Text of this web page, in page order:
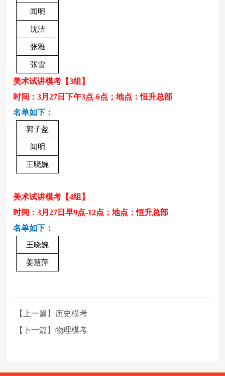
闻明
沈洁
张雅
张雪
美术试讲模考 【3组】
时间：3月27日下午3点-6点 ；地点：恒升总部
名单如下：
郭子盈
闻明
王晓婉
美术试讲模考 【4组】
时间：3月27日早9点-12点 ；地点：恒升总部
名单如下：
王晓婉
姜慧萍
【上一篇】历史模考
【下一篇】物理模考